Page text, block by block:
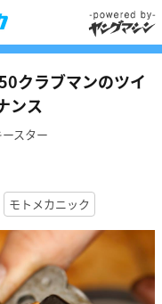
クラブマンのツイ
ンス
スター
モトメカニック